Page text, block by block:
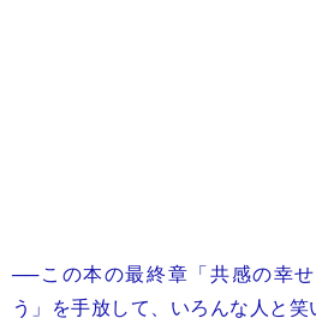
──この本の最終章「共感の幸
う」を手放して、いろんな人と